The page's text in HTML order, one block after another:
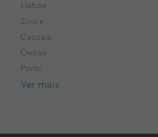
Lisboa
Sintra
Cascais
Oeiras
Porto
Ver mais